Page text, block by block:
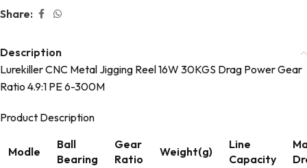
Share:
Description
Lurekiller CNC Metal Jigging Reel 16W 30KGS Drag Power Gear
Ratio 4.9:1 PE 6-300M
Product Description
Modle
Ball
Bearing
Gear
Ratio
Weight(g)
Line
Capacity